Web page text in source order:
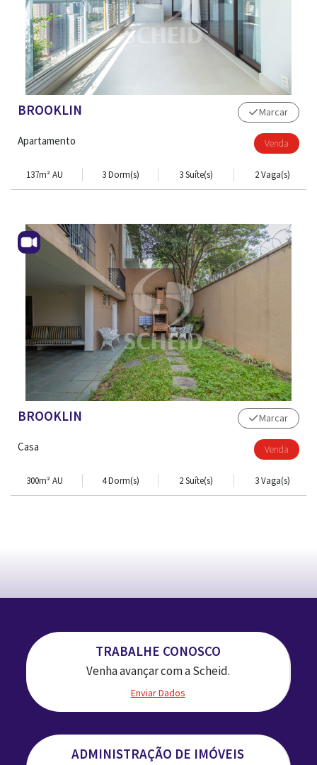
BROOKLIN
Apartamento
Marcar
Venda
137m² AU 3 Dorm(s) 3 Suíte(s) 2 Vaga(s)
BROOKLIN
Casa
Marcar
Venda
300m² AU 4 Dorm(s) 2 Suíte(s) 3 Vaga(s)
TRABALHE CONOSCO
Venha avançar com a Scheid.
Enviar Dados
ADMINISTRAÇÃO DE IMÓVEIS